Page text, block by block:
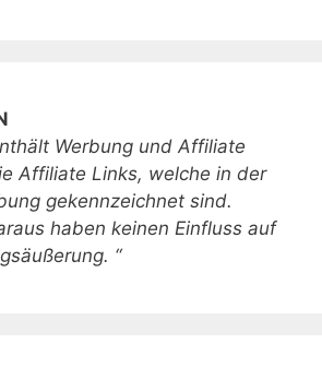
Werbung und Affiliate
Affiliate Links, welche in der
gekennzeichnet sind.
haben keinen Einfluss auf
“